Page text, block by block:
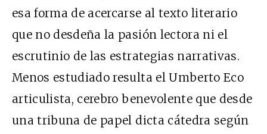
esa forma de acercarse al texto literario
que no desdeña la pasión lectora ni el
escrutinio de las estrategias narrativas.
Menos estudiado resulta el Umberto Eco
articulista, cerebro benevolente que desde
una tribuna de papel dicta cátedra según